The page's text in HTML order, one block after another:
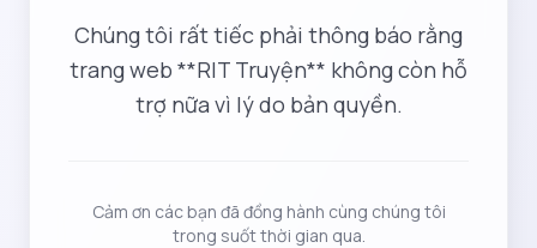
Chúng tôi rất tiếc phải thông báo rằng
trang web **RIT Truyện** không còn hỗ
trợ nữa vì lý do bản quyền.
Cảm ơn các bạn đã đồng hành cùng chúng tôi
trong suốt thời gian qua.